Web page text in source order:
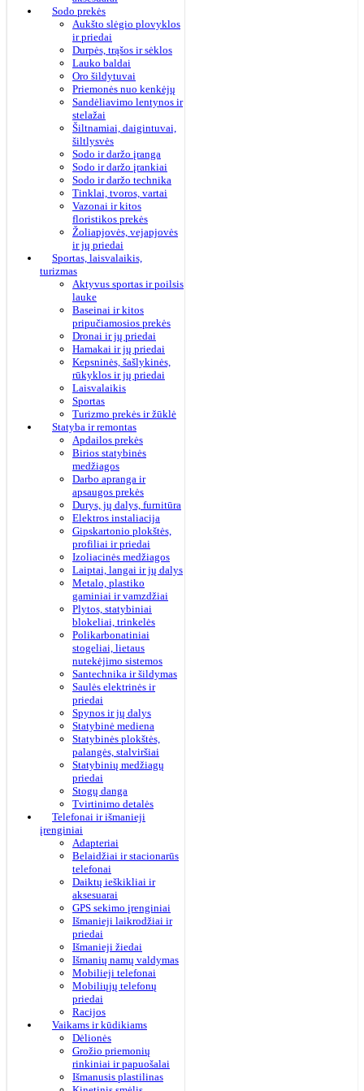
Sodo prekės
Aukšto slėgio plovyklos
ir priedai
Durpės, trąšos ir sėklos
Lauko baldai
Oro šildytuvai
Priemonės nuo kenkėjų
Sandėliavimo lentynos ir
stelažai
Šiltnamiai, daigintuvai,
šiltlysvės
Sodo ir daržo įranga
Sodo ir daržo įrankiai
Sodo ir daržo technika
Tinklai, tvoros, vartai
Vazonai ir kitos
floristikos prekės
Žoliapjovės, vejapjovės
ir jų priedai
Sportas, laisvalaikis,
turizmas
Aktyvus sportas ir poilsis
lauke
Baseinai ir kitos
pripučiamosios prekės
Dronai ir jų priedai
Hamakai ir jų priedai
Kepsninės, šašlykinės,
rūkyklos ir jų priedai
Laisvalaikis
Sportas
Turizmo prekės ir žūklė
Statyba ir remontas
Apdailos prekės
Birios statybinės
medžiagos
Darbo apranga ir
apsaugos prekės
Durys, jų dalys, furnitūra
Elektros instaliacija
Gipskartonio plokštės,
profiliai ir priedai
Izoliacinės medžiagos
Laiptai, langai ir jų dalys
Metalo, plastiko
gaminiai ir vamzdžiai
Plytos, statybiniai
blokeliai, trinkelės
Polikarbonatiniai
stogeliai, lietaus
nutekėjimo sistemos
Santechnika ir šildymas
Saulės elektrinės ir
priedai
Spynos ir jų dalys
Statybinė mediena
Statybinės plokštės,
palangės, stalviršiai
Statybinių medžiagų
priedai
Stogų danga
Tvirtinimo detalės
Telefonai ir išmanieji
įrenginiai
Adapteriai
Belaidžiai ir stacionarūs
telefonai
Daiktų ieškikliai ir
aksesuarai
GPS sekimo įrenginiai
Išmanieji laikrodžiai ir
priedai
Išmanieji žiedai
Išmanių namų valdymas
Mobilieji telefonai
Mobiliųjų telefonų
priedai
Racijos
Vaikams ir kūdikiams
Dėlionės
Grožio priemonių
rinkiniai ir papuošalai
Išmanusis plastilinas